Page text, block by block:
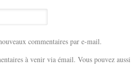
commentaires par e-mail.
à venir via émail. Vous pouvez aussi